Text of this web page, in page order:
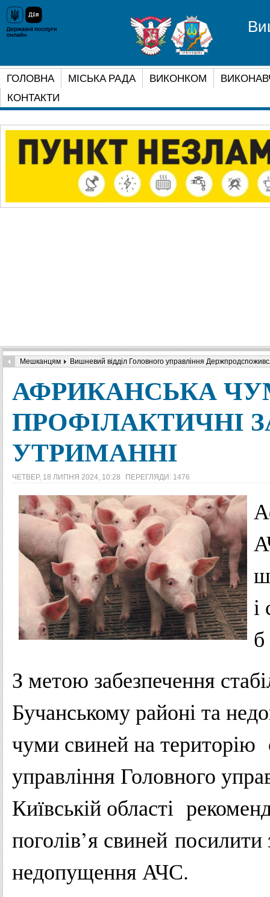
ГОЛОВНА МІСЬКА РАДА ВИКОНКОМ
КОНТАКТИ
Мешканцям Вишневий відділ Головного управління
АФРИКАНСЬКА
ПРОФІЛАКТИЧНІ
УТРИМАННІ
ЧЕТВЕР, 18 ЛИПНЯ 2024, 10:28 ПЕРЕГЛЯДИ: 1476
і
З метою забезпечення
Бучанському районі та
чуми свиней на територію
управління Головного
Київській області
поголів’я свиней
недопущення АЧС.